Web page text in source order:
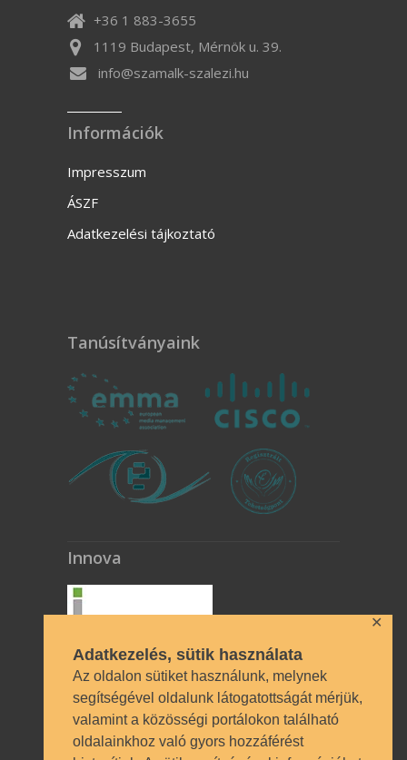
Adatkezelés, sütik használata
Az oldalon sütiket használunk, melynek
segítségével oldalunk látogatottságát mérjük,
valamint a közösségi portálokon található
oldalainkhoz való gyors hozzáférést
✕
+36 1 883-3655
1119 Budapest, Mérnök u. 39.
info@szamalk-szalezi.hu
Információk
Impresszum
ÁSZF
Adatkezelési tájkoztató
Tanúsítványaink
Innova
Technikai azonosítók